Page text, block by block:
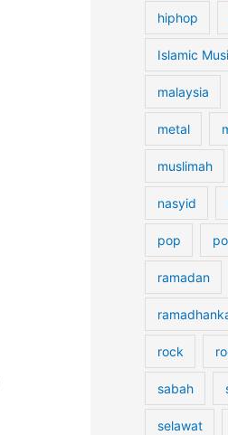
hiphop
Islamic
malaysia
metal
muslimah
nasyid
pop
ramadan
rock
sabah
selawat